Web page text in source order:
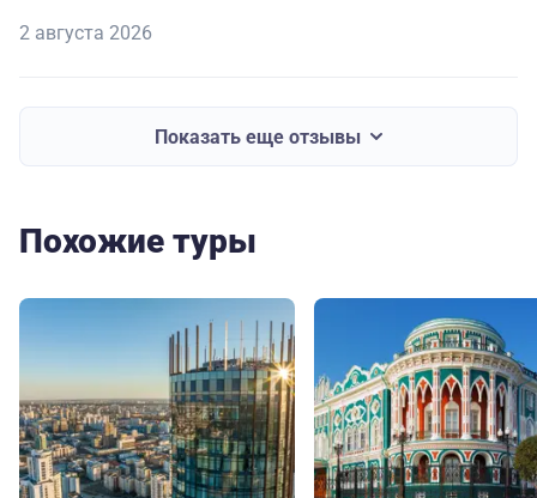
2 августа 2026
Показать еще отзывы
Похожие туры